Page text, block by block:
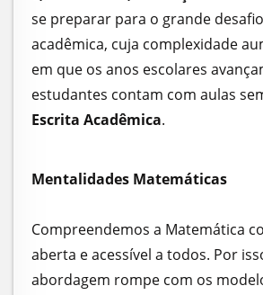
se preparar para o grande
acadêmica, cuja complexidade
em que os anos escolares
estudantes contam com aulas
Escrita Acadêmica.
Mentalidades Matemáticas
Compreendemos a Matemática
aberta e acessível a todos. Por
abordagem rompe com os